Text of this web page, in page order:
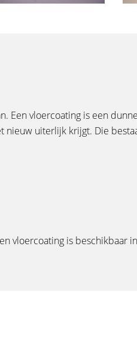
Een vloercoating is een
uiterlijk krijgt. Die
vloercoating is beschikbaar